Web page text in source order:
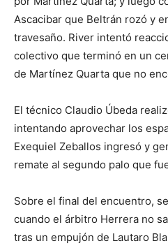
Ascacibar que Beltrán rozó y
travesaño. River intentó
colectivo que terminó en un
de Martínez Quarta que no
El técnico Claudio Úbeda
intentando aprovechar los
Exequiel Zeballos ingresó y
remate al segundo palo que
Sobre el final del encuentro,
cuando el árbitro Herrera no
tras un empujón de Lautaro